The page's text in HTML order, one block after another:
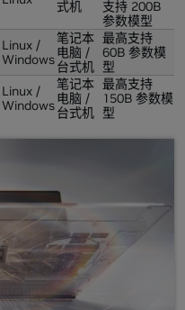
式机
支持 200B
参数模型
Linux /
Windows
笔记本
电脑 /
台式机
最高支持
60B 参数模
型
Linux /
Windows
笔记本
电脑 /
台式机
最高支持
150B 参数模
型